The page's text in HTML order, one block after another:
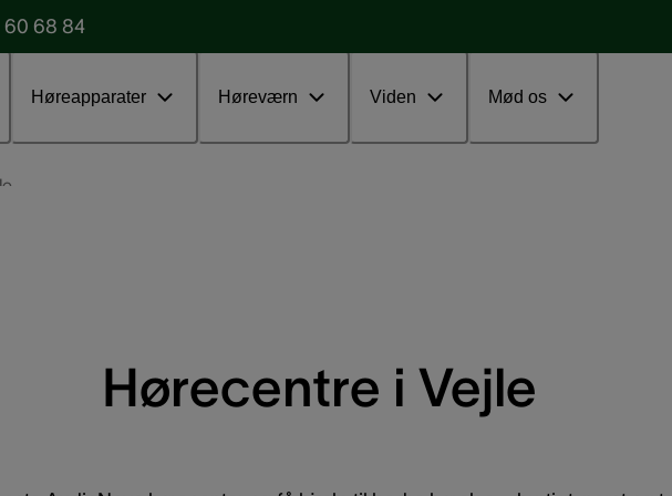
60 68 84
Høreapparater Høreværn Viden Mød os
Udfyld vores formular Test uden ventetid
Hørecentre i Vejle